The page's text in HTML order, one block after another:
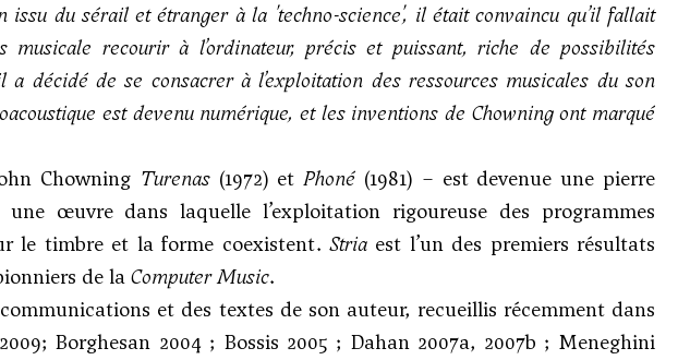
du sérail et étranger à la 'techno-science', il était convaincu qu’il fallait
musicale recourir à l’ordinateur, précis et puissant, riche de possibilités
décidé de se consacrer à l’exploitation des ressources musicales du son
est devenu numérique, et les inventions de Chowning ont marqué
Chowning Turenas(1972) etPhoné (1981) – est devenue une pierre
œuvre dans laquelle l’exploitation rigoureuse des programmes
le timbre et la forme coexistent. Striaest l’un des premiers résultats
de la Computer Music.
et des textes de son auteur, recueillis récemment dans
Borghesan 2004 ; Bossis 2005 ; Dahan 2007a, 2007b ; Meneghini